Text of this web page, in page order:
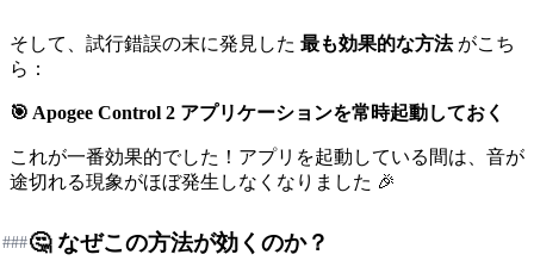
そして、試行錯誤の末に発見した 最も効果的な方法がこち
ら：
🎯 Apogee Control 2 アプリケーションを常時起動しておく
これが一番効果的でした！アプリを起動している間は、音が
途切れる現象がほぼ発生しなくなりました 🎉
🤔 なぜこの方法が効くのか？
###